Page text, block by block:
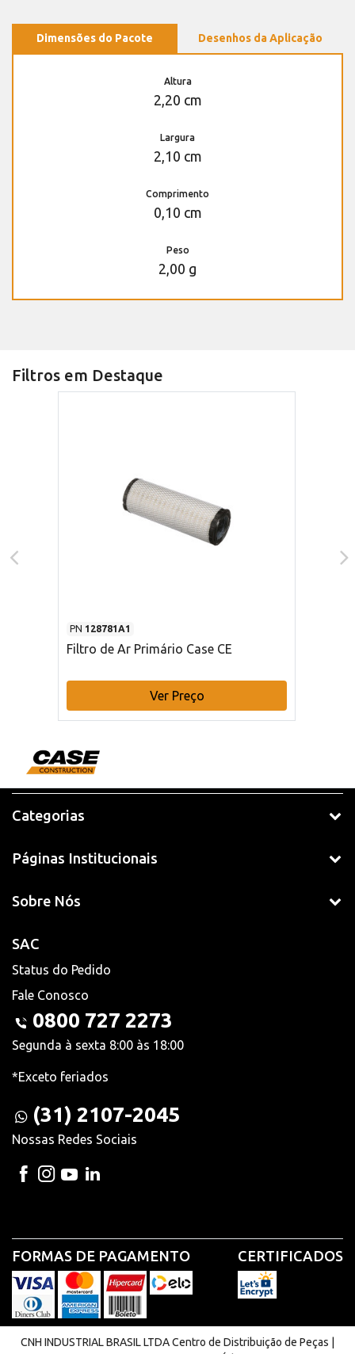
Dimensões do Pacote Desenhos da Aplicação
Altura
2,20 cm
Largura
2,10 cm
Comprimento
0,10 cm
Peso
2,00 g
Filtros em Destaque
PN 128781A1
Filtro de Ar Primário Case CE
Ver Preço
Categorias
Páginas Institucionais
Sobre Nós
SAC
Status do Pedido
Fale Conosco
0800 727 2273
Segunda à sexta 8:00 às 18:00
*Exceto feriados
(31) 2107-2045
Nossas Redes Sociais
FORMAS DE PAGAMENTO CERTIFICADOS
CNH INDUSTRIAL BRASIL LTDA Centro de Distribuição de Peças |